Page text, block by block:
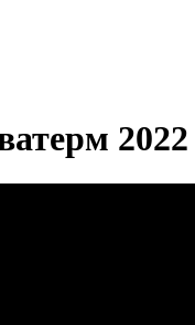
2022